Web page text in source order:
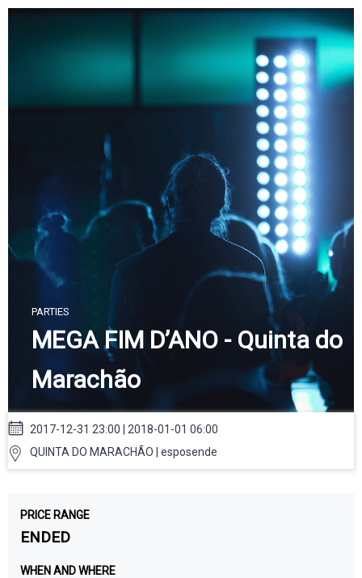
Skip
PARTIES
MEGA FIM D’ANO - Quinta do
Marachão
2017-12-31 23:00 | 2018-01-01 06:00
QUINTA DO MARACHÃO | esposende
PRICE RANGE
ENDED
WHEN AND WHERE